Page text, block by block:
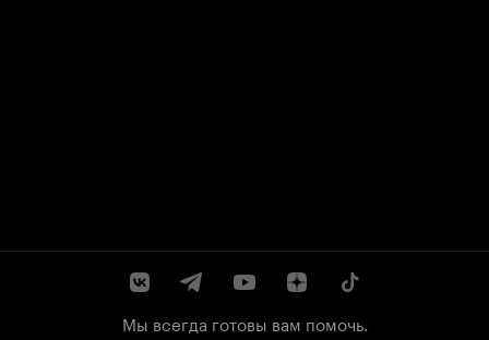
Мы всегда готовы вам помочь.